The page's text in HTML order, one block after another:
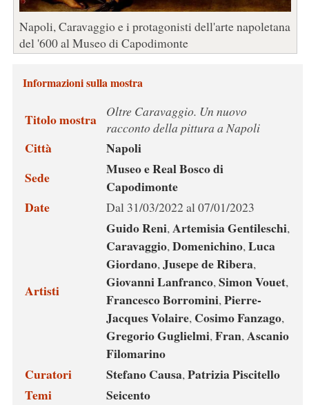
Napoli, Caravaggio e i protagonisti dell'arte napoletana
del '600 al Museo di Capodimonte
Informazioni sulla mostra
Titolo mostra
Oltre Caravaggio. Un nuovo
racconto della pittura a Napoli
Città
Napoli
Sede
Museo e Real Bosco di
Capodimonte
Date
Dal 31/03/2022 al 07/01/2023
Artisti
Guido Reni,Artemisia Gentileschi,
Caravaggio,Domenichino,Luca
Giordano,Jusepe de Ribera,
Giovanni Lanfranco,Simon Vouet,
Francesco Borromini,Pierre-
Jacques Volaire, Cosimo Fanzago,
Gregorio Guglielmi,Fran,Ascanio
Filomarino
Curatori
Stefano Causa,Patrizia Piscitello
Temi
Seicento